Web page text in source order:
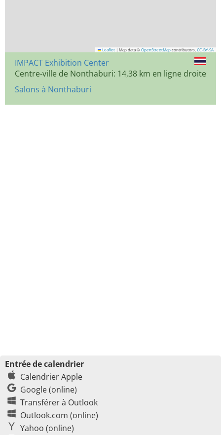
Leaflet | Map data © OpenStreetMap contributors, CC-BY-SA
IMPACT Exhibition Center
Centre-ville de Nonthaburi: 14,38 km en ligne droite
Salons à Nonthaburi
Entrée de calendrier
Calendrier Apple
Google (online)
Transférer à Outlook
Outlook.com (online)
Yahoo (online)